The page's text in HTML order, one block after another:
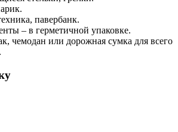
павербанк.
– в герметичной упаковке.
чемодан или дорожная сумка для всего